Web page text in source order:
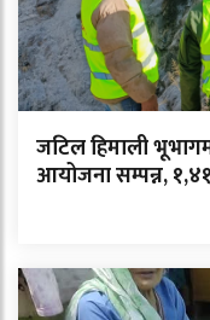
जटिल हिमाली
आयोजना सम्पन्न,